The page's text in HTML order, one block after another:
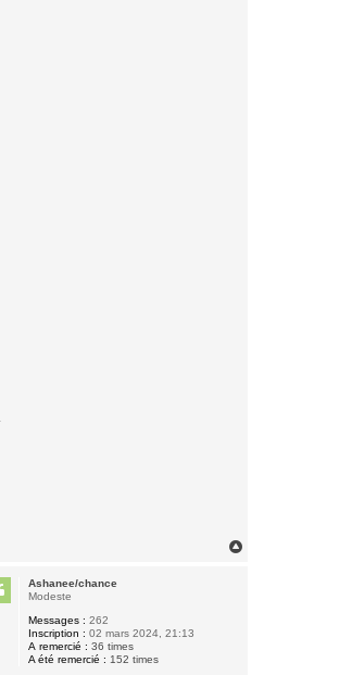
Ashanee/chance
Modeste
Messages : 262
Inscription : 02 mars 2024, 21:13
A remercié : 36 times
A été remercié : 152 times